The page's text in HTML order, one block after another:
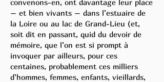
convenons-en, ont davantage leur place
– et bien vivants – dans l’estuaire de
la Loire ou au lac de Grand-Lieu (et,
soit dit en passant, quid du devoir de
mémoire, que l’on est si prompt à
invoquer par ailleurs, pour ces
centaines, probablement ces milliers
d’hommes, femmes, enfants, vieillards,